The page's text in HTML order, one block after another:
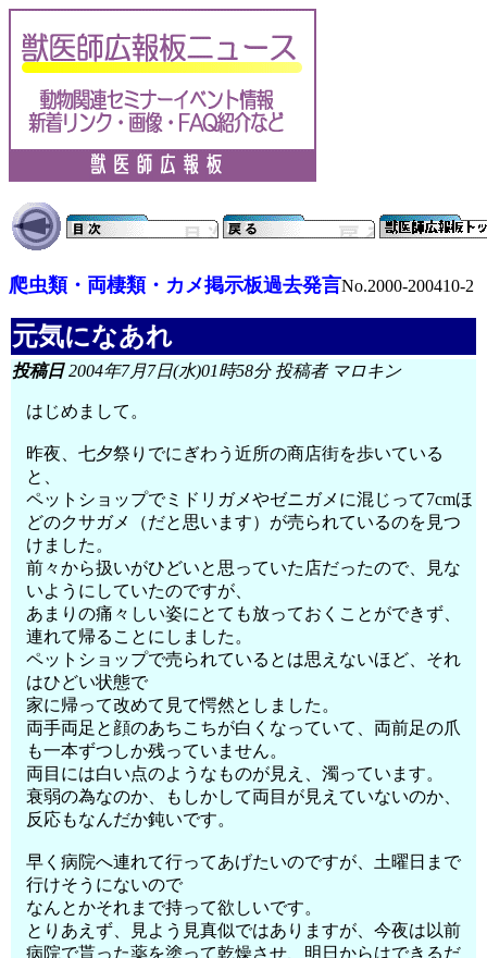
爬虫類・両棲類・カメ掲示板過去発言No.2000-200410-2
元気になあれ
投稿日2004年7月7日(水)01時58分 投稿者 マロキン
はじめまして。
昨夜、七夕祭りでにぎわう近所の商店街を歩いている
と、
ペットショップでミドリガメやゼニガメに混じって7cmほ
どのクサガメ（だと思います）が売られているのを見つ
けました。
前々から扱いがひどいと思っていた店だったので、見な
いようにしていたのですが、
あまりの痛々しい姿にとても放っておくことができず、
連れて帰ることにしました。
ペットショップで売られているとは思えないほど、それ
はひどい状態で
家に帰って改めて見て愕然としました。
両手両足と顔のあちこちが白くなっていて、両前足の爪
も一本ずつしか残っていません。
両目には白い点のようなものが見え、濁っています。
衰弱の為なのか、もしかして両目が見えていないのか、
反応もなんだか鈍いです。
早く病院へ連れて行ってあげたいのですが、土曜日まで
行けそうにないので
なんとかそれまで持って欲しいです。
とりあえず、見よう見真似ではありますが、今夜は以前
病院で貰った薬を塗って乾燥させ、明日からはできるだ